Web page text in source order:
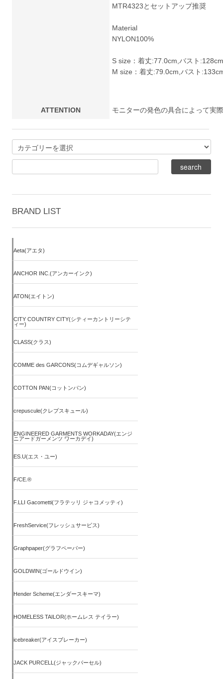
MTR4323とセットアップ推奨
Material
NYLON100%
S size：着丈:77.0cm,バスト
M size：着丈:79.0cm,バスト
ATTENTION モニターの発色の具合によって実
BRAND LIST
Aeta(アエタ)
ANCHOR INC.(アンカーインク)
ATON(エイトン)
CITY COUNTRY CITY(シティーカントリーシテ
ィー)
CLASS(クラス)
COMME des GARCONS(コムデギャルソン)
COTTON PAN(コットンパン)
crepuscule(クレプスキュール)
ENGINEERED GARMENTS WORKADAY(エンジ
ニアードガーメンツ ワーカデイ)
ES.U(エス・ユー)
F/CE.®
F.LLI Gacometti(フラテッリ ジャコメッティ)
FreshService(フレッシュサービス)
Graphpaper(グラフペーパー)
GOLDWIN(ゴールドウイン)
Hender Scheme(エンダースキーマ)
HOMELESS TAILOR(ホームレス テイラー)
icebreaker(アイスブレーカー)
JACK PURCELL(ジャックパーセル)